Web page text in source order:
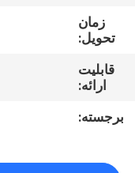
تماس
بگیرید
اخبار
زمان
تحویل:
قابلیت
ارائه:
برجسته: